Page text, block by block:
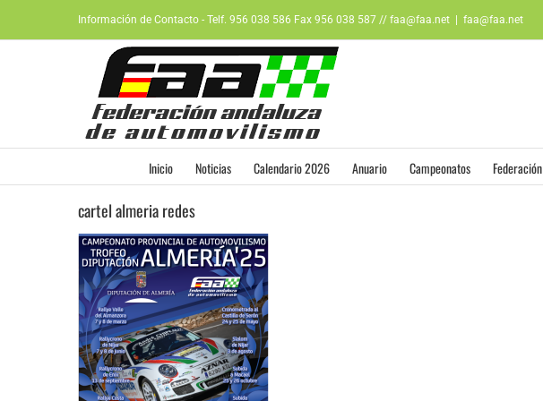
contenido
Información de Contacto - Telf. 956 038 586 Fax 956 038 587 // faa@faa.net faa@faa.net
Inicio Noticias Calendario 2026 Anuario Campeonatos Federación
cartel almeria redes